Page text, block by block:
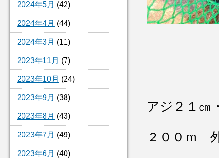
2024年5月 (42)
2024年4月 (44)
2024年3月 (11)
2023年11月 (7)
2023年10月 (24)
2023年9月 (38)
2023年8月 (43)
2023年7月 (49)
2023年6月 (40)
アジ２１㎝
２００ｍ